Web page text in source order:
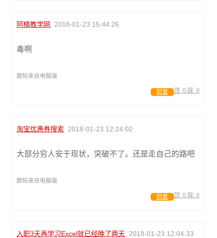
阿楠教学网 2018-01-23 15:44:26
毒啊
跟帖来自电脑端
顶: 0 踩: 0
回复
淘宝优惠券搜索 2018-01-23 12:24:02
大部分穷人安于现状，突破不了。还是走自己的路吧
跟帖来自电脑端
顶: 0 踩: 0
回复
入职3天再学习Excel就已经晚了两天 2018-01-23 12:04:33